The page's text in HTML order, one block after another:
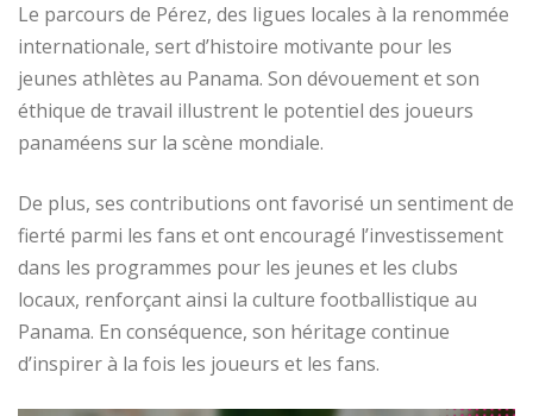
Le parcours de Pérez, des ligues locales à la renommée
internationale, sert d’histoire motivante pour les
jeunes athlètes au Panama. Son dévouement et son
éthique de travail illustrent le potentiel des joueurs
panaméens sur la scène mondiale.
De plus, ses contributions ont favorisé un sentiment de
fierté parmi les fans et ont encouragé l’investissement
dans les programmes pour les jeunes et les clubs
locaux, renforçant ainsi la culture footballistique au
Panama. En conséquence, son héritage continue
d’inspirer à la fois les joueurs et les fans.